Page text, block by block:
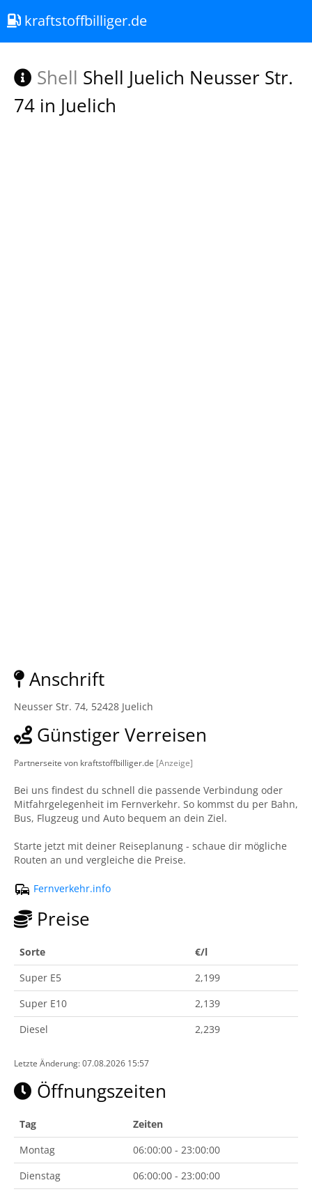
kraftstoffbilliger.de
Shell Shell Juelich Neusser Str.
74 in Juelich
Anschrift
Neusser Str. 74, 52428 Juelich
Günstiger Verreisen
Partnerseite von kraftstoffbilliger.de [Anzeige]
Bei uns findest du schnell die passende Verbindung oder
Mitfahrgelegenheit im Fernverkehr. So kommst du per Bahn,
Bus, Flugzeug und Auto bequem an dein Ziel.
Starte jetzt mit deiner Reiseplanung - schaue dir mögliche
Routen an und vergleiche die Preise.
Fernverkehr.info
Preise
Sorte
€/l
Super E5
2,199
Super E10
2,139
Diesel
2,239
Letzte Änderung: 07.08.2026 15:57
Öffnungszeiten
Tag
Zeiten
Montag
06:00:00 - 23:00:00
Dienstag
06:00:00 - 23:00:00